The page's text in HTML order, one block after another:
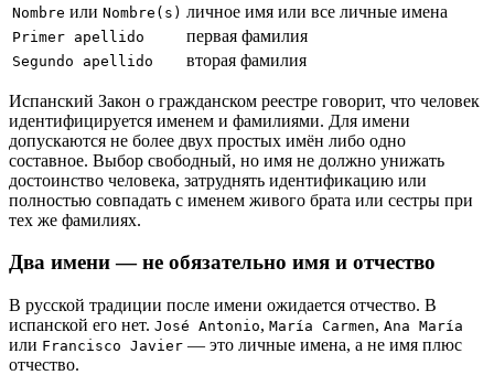
Nombre или Nombre(s) личное имя или все личные имена
Primer apellido первая фамилия
Segundo apellido вторая фамилия
Испанский Закон о гражданском реестре говорит, что человек
идентифицируется именем и фамилиями. Для имени
допускаются не более двух простых имён либо одно
составное. Выбор свободный, но имя не должно унижать
достоинство человека, затруднять идентификацию или
полностью совпадать с именем живого брата или сестры при
тех же фамилиях.
Два имени — не обязательно имя и отчество
В русской традиции после имени ожидается отчество. В
испанской его нет. José Antonio, María Carmen, Ana María
или Francisco Javier — это личные имена, а не имя плюс
отчество.